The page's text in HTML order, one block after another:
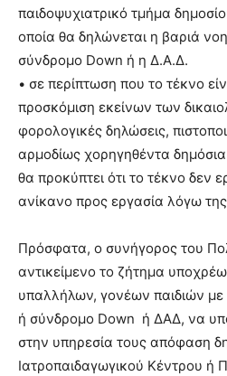
παιδοψυχιατρικό τμήμα
οποία θα δηλώνεται η βαριά
σύνδρομο Down ή η Δ.Α.Δ.
• σε περίπτωση που το τέκνο
προσκόμιση εκείνων των
φορολογικές δηλώσεις,
αρμοδίως χορηγηθέντα
θα προκύπτει ότι το τέκνο δεν
ανίκανο προς εργασία λόγω
Πρόσφατα, ο συνήγορος του
αντικείμενο το ζήτημα
υπαλλήλων, γονέων παιδιών με
ή σύνδρομο Down ή ΔΑΔ, να
στην υπηρεσία τους απόφαση
Ιατροπαιδαγωγικού Κέντρου ή